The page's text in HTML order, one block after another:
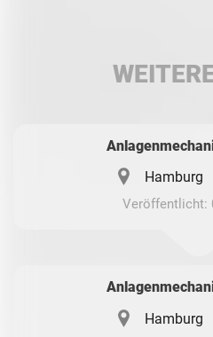
Hamburg
Veröffentlicht:
Hamburg